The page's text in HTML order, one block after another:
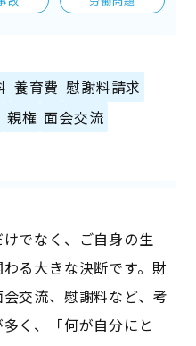
養育費 慰謝料請求
親権 面会交流
でなく、ご自身の生
る大きな決断です。財
交流、慰謝料など、考
く、「何が自分にと